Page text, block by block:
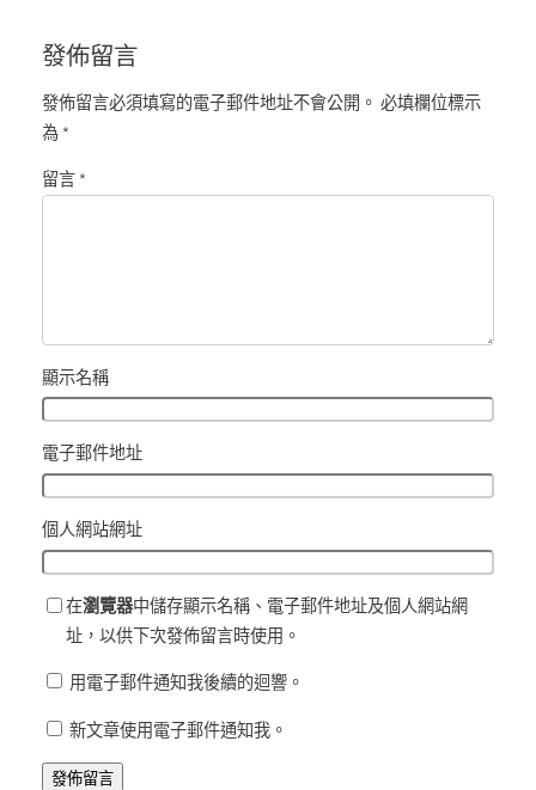
發佈留言
發佈留言必須填寫的電子郵件地址不會公開。 必填欄位標示
為 *
留言 *
顯示名稱
電子郵件地址
個人網站網址
在瀏覽器中儲存顯示名稱、電子郵件地址及個人網站網
址，以供下次發佈留言時使用。
用電子郵件通知我後續的迴響。
新文章使用電子郵件通知我。